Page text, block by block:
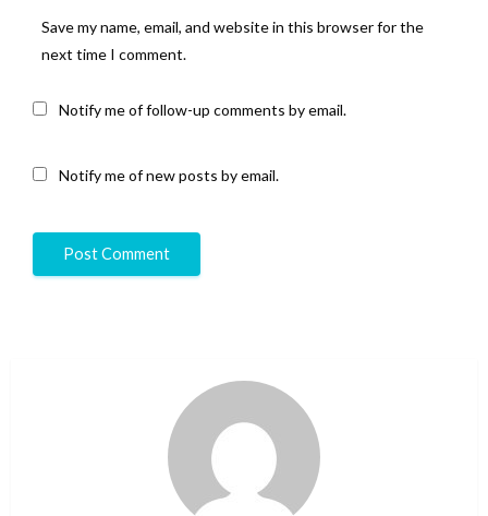
Save my name, email, and website in this browser for the
next time I comment.
Notify me of follow-up comments by email.
Notify me of new posts by email.